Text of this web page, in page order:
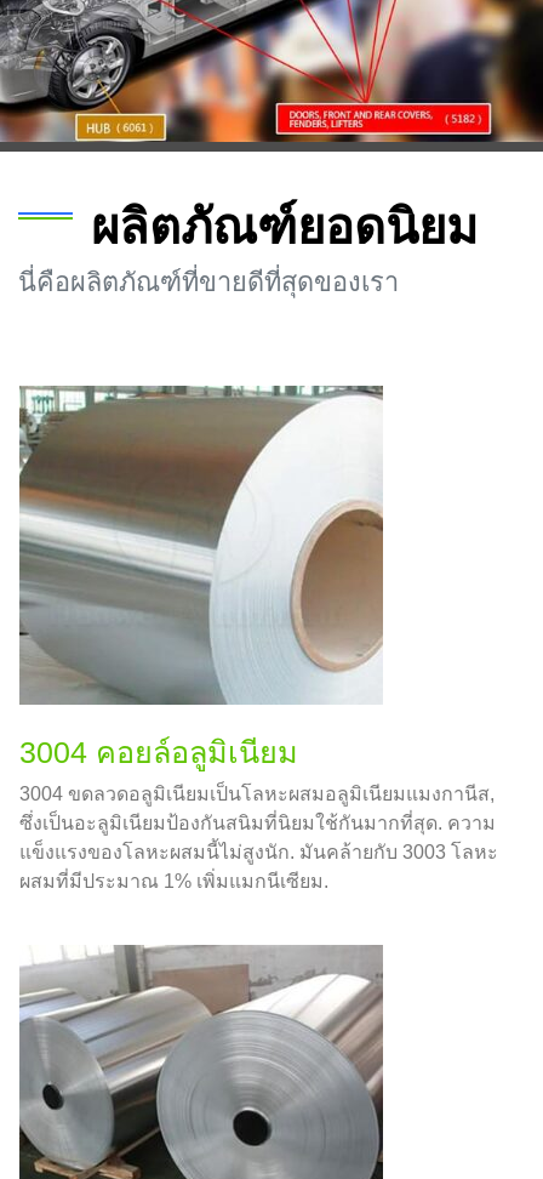
ผลิตภัณฑ์ยอดนิยม
นี่คือผลิตภัณฑ์ที่ขายดีที่สุดของเรา
3004 คอยล์อลูมิเนียม
3004 ขดลวดอลูมิเนียมเป็นโลหะผสมอลูมิเนียมแมงกานีส,
ซึ่งเป็นอะลูมิเนียมป้องกันสนิมที่นิยมใช้กันมากที่สุด. ความ
แข็งแรงของโลหะผสมนี้ไม่สูงนัก. มันคล้ายกับ 3003 โลหะ
ผสมที่มีประมาณ 1% เพิ่มแมกนีเซียม.